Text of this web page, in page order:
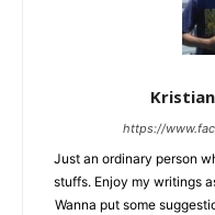
https://
Just an ordinary person
stuffs. Enjoy my writings
Wanna put some